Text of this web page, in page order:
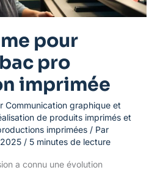
pour
pro
imprimée
Communication graphique et
de produits imprimés et
imprimées/ Par
/ 5 minutes de lecture
a connu une évolution